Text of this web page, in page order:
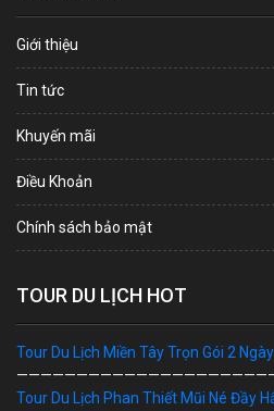
Giới thiệu
Tin tức
Khuyến mãi
Điều Khoản
Chính sách bảo mật
TOUR DU LỊCH HOT
Tour Du Lịch Miền Tây Trọn Gói 2
Tour Du Lịch Phan Thiết Mũi Né Đầy